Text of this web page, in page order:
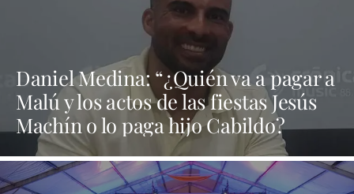
Daniel Medina: “¿Quién va a pagar a
Malú y los actos de las fiestas Jesús
Machín o lo paga hijo Cabildo?